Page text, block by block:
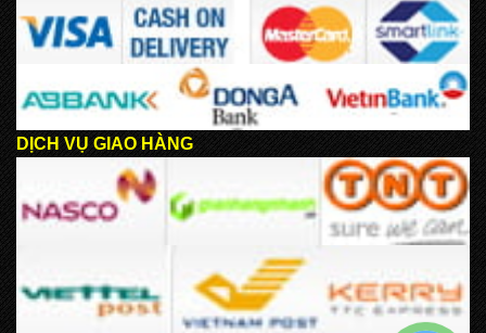
DỊCH VỤ GIAO HÀNG